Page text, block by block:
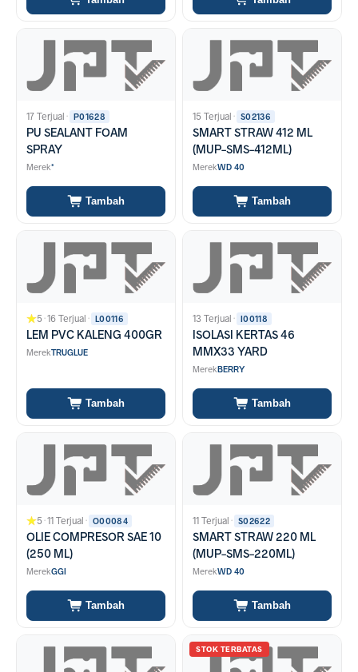
17 Terjual· P01628
PU SEALANT FOAM
SPRAY
Merek*
Tambah
15 Terjual· S02136
SMART STRAW 412 ML
(MUP-SMS-412ML)
MerekWD 40
Tambah
5·16 Terjual· L00116
LEM PVC KALENG 400GR
MerekTRUGLUE
Tambah
13 Terjual· I00118
ISOLASI KERTAS 46
MMX33 YARD
MerekBERRY
Tambah
5·11 Terjual· O00084
OLIE COMPRESOR SAE 10
(250 ML)
MerekGGI
Tambah
11 Terjual· S02622
SMART STRAW 220 ML
(MUP-SMS-220ML)
MerekWD 40
Tambah
STOK TERBATAS